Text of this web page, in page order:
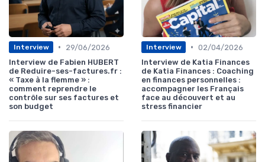
Interview •
29/06/2026
Interview de Fabien HUBERT
de Reduire-ses-factures.fr :
« Taxe à la flemme » :
comment reprendre le
contrôle sur ses factures et
son budget
Interview • 02/04/2026
Interview de Katia Finances
de Katia Finances : Coaching
en finances personnelles :
accompagner les Français
face au découvert et au
stress financier